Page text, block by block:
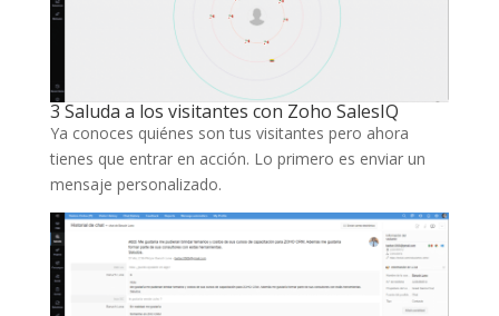
3 Saluda a los visitantes con Zoho SalesIQ
Ya conoces quiénes son tus visitantes pero ahora
tienes que entrar en acción. Lo primero es enviar un
mensaje personalizado.